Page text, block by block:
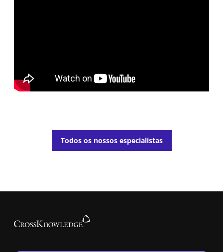
Todos os nossos especialistas